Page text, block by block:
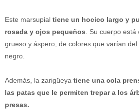
Este marsupial tiene un hocico largo y
rosada y ojos pequeños . Su cuerpo
grueso y áspero, de colores que varían
negro.
Además, la zarigüeya tiene una cola
las patas que le permiten trepar a los
presas.